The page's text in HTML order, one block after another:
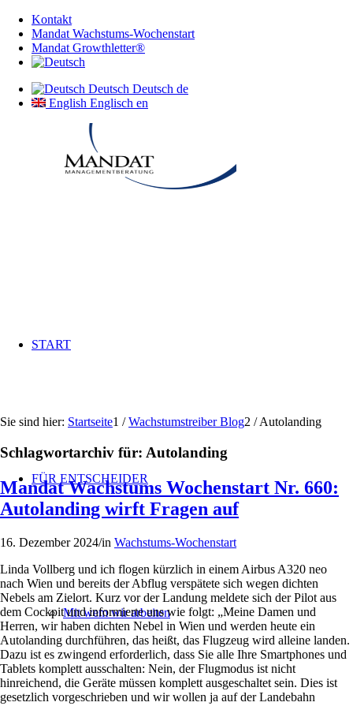
Kontakt
Mandat Wachstums-Wochenstart
Mandat Growthletter®
Deutsch Deutsch de
English Englisch en
START
FÜR ENTSCHEIDER
Mit wem wir arbeiten
Sie sind hier: Startseite1 / Wachstumstreiber Blog2 / Autolanding
Schlagwortarchiv für: Autolanding
Mandat Wachstums Wochenstart Nr. 660:
Autolanding wirft Fragen auf
16. Dezember 2024/in Wachstums-Wochenstart
Linda Vollberg und ich flogen kürzlich in einem Airbus A320 neo
nach Wien und bereits der Abflug verspätete sich wegen dichten
Nebels am Zielort. Kurz vor der Landung meldete sich der Pilot aus
dem Cockpit und informierte uns wie folgt: „Meine Damen und
Herren, wir haben dichten Nebel in Wien und werden heute ein
Autolanding durchführen, das heißt, das Flugzeug wird alleine landen.
Dazu ist es zwingend erforderlich, dass Sie alle Ihre Smartphones und
Tablets komplett ausschalten: Nein, der Flugmodus ist nicht
hinreichend, die Geräte müssen komplett ausgeschaltet sein. Dies ist
gesetzlich vorgeschrieben und wir wollen ja auf der Landebahn